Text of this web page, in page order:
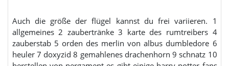
Auch die größe der flügel kannst du frei variieren. 1
allgemeines 2 zaubertränke 3 karte des rumtreibers 4
zauberstab 5 orden des merlin von albus dumbledore 6
heuler 7 doxyzid 8 gemahlenes drachenhorn 9 schnatz 10